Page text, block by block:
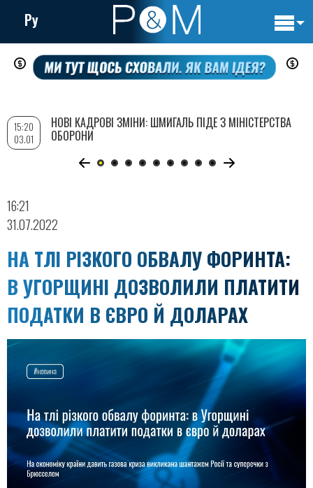
Перейти
до
вмісту
Ру
16:21
31.07.2022
НА ТЛІ РІЗКОГО ОБВАЛУ ФОРИНТА:
В УГОРЩИНІ ДОЗВОЛИЛИ ПЛАТИТИ
ПОДАТКИ В ЄВРО Й ДОЛАРАХ
15:20
03.01
НОВІ КАДРОВІ ЗМІНИ: ШМИГАЛЬ ПІДЕ З МІНІСТЕРСТВА
ОБОРОНИ